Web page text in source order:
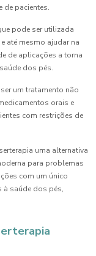
de pacientes.
pode ser utilizada
até mesmo ajudar na
de aplicações a torna
dos pés.
um tratamento não
orais e
com restrições de
uma alternativa
para problemas
com um único
à saúde dos pés,